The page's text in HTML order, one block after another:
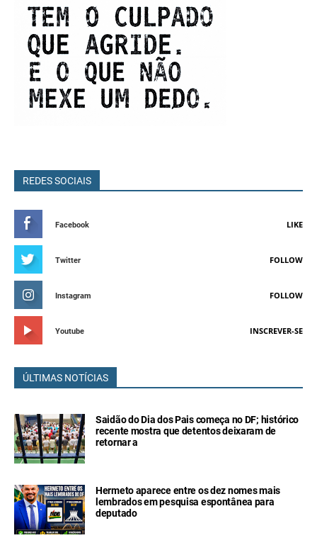
REDES SOCIAIS
Facebook LIKE
Twitter FOLLOW
Instagram FOLLOW
Youtube INSCREVER-SE
ÚLTIMAS NOTÍCIAS
Saidão do Dia dos Pais começa no DF; histórico
recente mostra que detentos deixaram de
retornar a
Hermeto aparece entre os dez nomes mais
lembrados em pesquisa espontânea para
deputado